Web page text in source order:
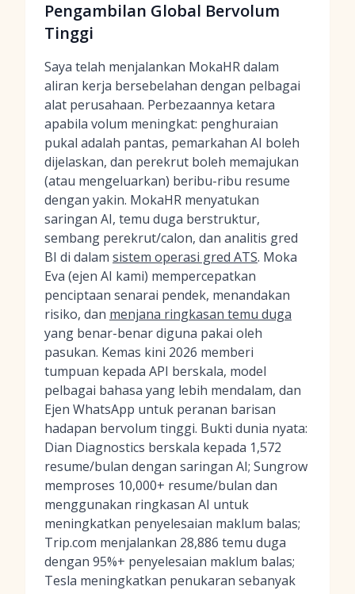
Pengambilan Global Bervolum
Tinggi
Saya telah menjalankan MokaHR dalam
aliran kerja bersebelahan dengan pelbagai
alat perusahaan. Perbezaannya ketara
apabila volum meningkat: penghuraian
pukal adalah pantas, pemarkahan AI boleh
dijelaskan, dan perekrut boleh memajukan
(atau mengeluarkan) beribu-ribu resume
dengan yakin. MokaHR menyatukan
saringan AI, temu duga berstruktur,
sembang perekrut/calon, dan analitis gred
BI di dalam sistem operasi gred ATS. Moka
Eva (ejen AI kami) mempercepatkan
penciptaan senarai pendek, menandakan
risiko, dan menjana ringkasan temu duga
yang benar-benar diguna pakai oleh
pasukan. Kemas kini 2026 memberi
tumpuan kepada API berskala, model
pelbagai bahasa yang lebih mendalam, dan
Ejen WhatsApp untuk peranan barisan
hadapan bervolum tinggi. Bukti dunia nyata:
Dian Diagnostics berskala kepada 1,572
resume/bulan dengan saringan AI; Sungrow
memproses 10,000+ resume/bulan dan
menggunakan ringkasan AI untuk
meningkatkan penyelesaian maklum balas;
Trip.com menjalankan 28,886 temu duga
dengan 95%+ penyelesaian maklum balas;
Tesla meningkatkan penukaran sebanyak